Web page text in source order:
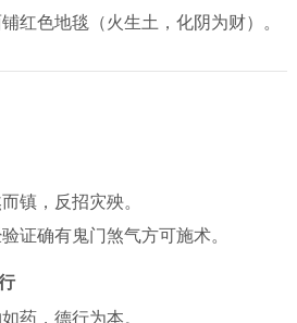
红色地毯（火生土，化阴为财）。
镇，反招灾殃。
证确有鬼门煞气方可施术。
药，德行为本。